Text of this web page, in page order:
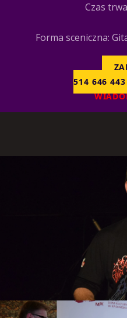
Czas
Forma sceniczna:
514 646 443